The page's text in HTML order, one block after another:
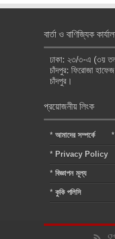
বার্তা ও বাণিজ্যিক
ঢাকা: ২৩/৩-এ (৩য়
চাঁদপুর: ফিরোজা
চাঁদপুর।
প্রয়োজনীয় লিংক
* আমাদের সম্পর্কে *
* Privacy Policy
* বিজ্ঞাপন মূল্য
* কুকি পলিসি